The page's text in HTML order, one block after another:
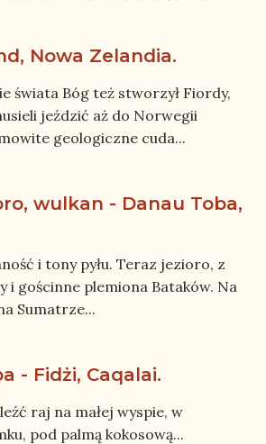
Nowa Zelandia.
świata Bóg też stworzył Fiordy,
jeździć aż do Norwegii
geologiczne cuda...
wulkan - Danau Toba,
i tony pyłu. Teraz jezioro, z
i gościnne plemiona Bataków. Na
Sumatrze...
- Fidżi, Caqalai.
raj na małej wyspie, w
pod palmą kokosową...